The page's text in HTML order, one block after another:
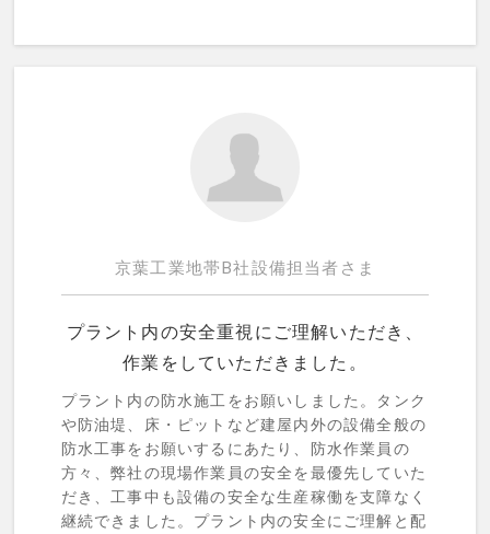
京葉工業地帯B社設備担当者さま
プラント内の安全重視にご理解いただき、
作業をしていただきました。
プラント内の防水施工をお願いしました。タンク
や防油堤、床・ピットなど建屋内外の設備全般の
防水工事をお願いするにあたり、防水作業員の
方々、弊社の現場作業員の安全を最優先していた
だき、工事中も設備の安全な生産稼働を支障なく
継続できました。プラント内の安全にご理解と配